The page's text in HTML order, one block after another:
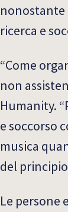
nonostante
ricerca e
“Come
non
Humanity.
e soccorso
musica
del
Le persone